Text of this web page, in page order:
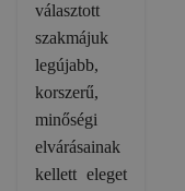
választott
szakmájuk
legújabb,
korszerű,
minőségi
elvárásainak
kellett eleget